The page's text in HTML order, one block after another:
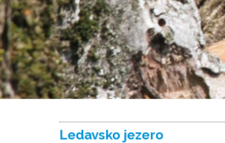
Ledavsko jezero